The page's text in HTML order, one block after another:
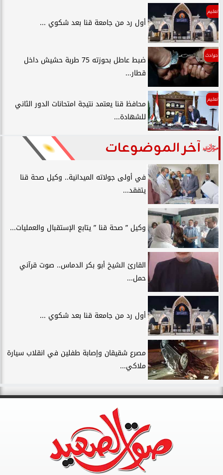
تعليم
أول رد من جامعة قنا بعد شكوي ...
حوادث
ضبط عاطل بحوزته 75 طربة حشيش داخل
قطار...
تعليم
محافظ قنا يعتمد نتيجة امتحانات الدور الثاني
للشهادة...
آخر الموضوعات
في أولى جولاته الميدانية.. وكيل صحة قنا
يتفقد...
وكيل ” صحة قنا ” يتابع الإستقبال والعمليات...
القارئ الشيخ أبو بكر الدماس.. صوت قرآني
حمل...
أول رد من جامعة قنا بعد شكوي ...
مصرع شقيقان وإصابة طفلين في انقلاب سيارة
ملاكي...